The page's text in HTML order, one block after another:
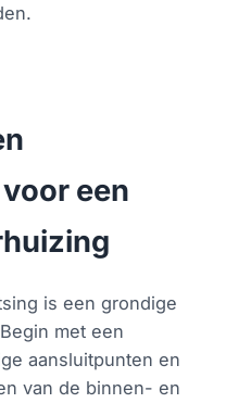
een
is een grondige
met een
aansluitpunten en
van de binnen- en